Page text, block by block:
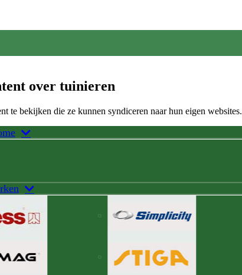
over tuinieren
te bekijken die ze kunnen syndiceren naar hun eigen websites.